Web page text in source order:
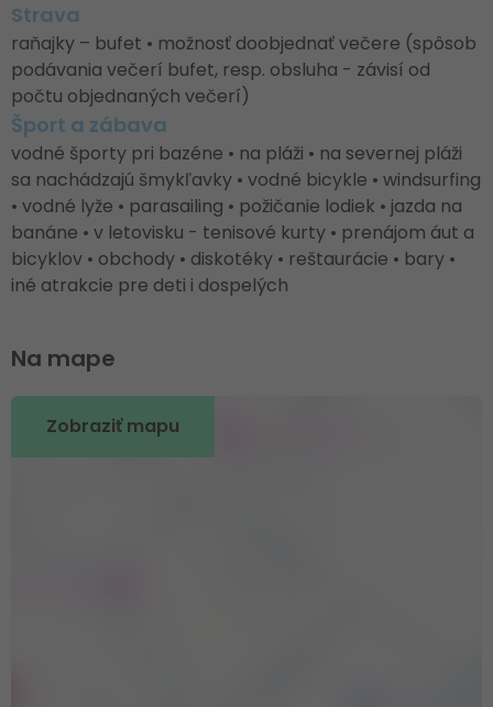
Strava
raňajky – bufet • možnosť doobjednať večere (spôsob
podávania večerí bufet, resp. obsluha - závisí od
počtu objednaných večerí)
Šport a zábava
vodné športy pri bazéne • na pláži • na severnej pláži
sa nachádzajú šmykľavky • vodné bicykle • windsurfing
• vodné lyže • parasailing • požičanie lodiek • jazda na
banáne • v letovisku - tenisové kurty • prenájom áut a
bicyklov • obchody • diskotéky • reštaurácie • bary •
iné atrakcie pre deti i dospelých
Na mape
Zobraziť mapu